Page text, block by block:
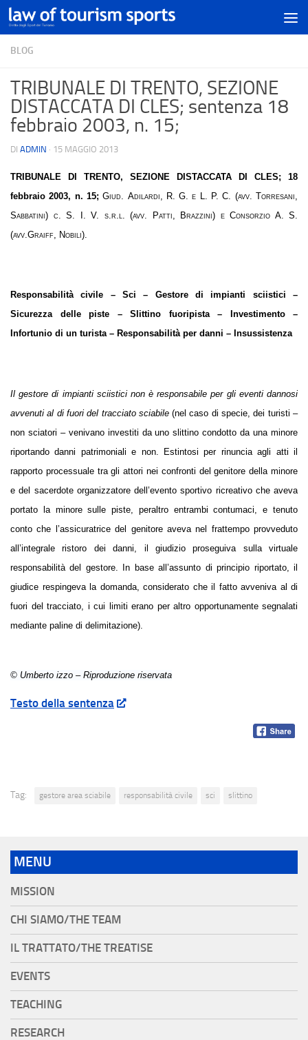
BLOG
TRIBUNALE DI TRENTO, SEZIONE
DISTACCATA DI CLES; sentenza 18
febbraio 2003, n. 15;
DI ADMIN · 15 MAGGIO 2013
TRIBUNALE DI TRENTO, SEZIONE DISTACCATA DI CLES; 18
febbraio 2003, n. 15; Giud. Adilardi, R. G. e L. P. C. (avv. Torresani,
Sabbatini) c. S. I. V. s.r.l. (avv. Patti, Brazzini) e Consorzio A. S.
(avv.Graiff, Nobili).
Responsabilità civile – Sci – Gestore di impianti sciistici –
Sicurezza delle piste – Slittino fuoripista – Investimento –
Infortunio di un turista – Responsabilità per danni – Insussistenza
Il gestore di impianti sciistici non è responsabile per gli eventi dannosi
avvenuti al di fuori del tracciato sciabile(nel caso di specie, dei turisti –
non sciatori – venivano investiti da uno slittino condotto da una minore
riportando danni patrimoniali e non. Estintosi per rinuncia agli atti il
rapporto processuale tra gli attori nei confronti del genitore della minore
e del sacerdote organizzatore dell’evento sportivo ricreativo che aveva
portato la minore sulle piste, peraltro entrambi contumaci, e tenuto
conto che l’assicuratrice del genitore aveva nel frattempo provveduto
all’integrale ristoro dei danni, il giudizio proseguiva sulla virtuale
responsabilità del gestore. In base all’assunto di principio riportato, il
giudice respingeva la domanda, considerato che il fatto avveniva al di
fuori del tracciato, i cui limiti erano per altro opportunamente segnalati
mediante paline di delimitazione).
© Umberto izzo – Riproduzione riservata
Testo della sentenza
Tag: gestore area sciabile responsabilità civile sci slittino
MENU
MISSION
CHI SIAMO/THE TEAM
IL TRATTATO/THE TREATISE
EVENTS
TEACHING
RESEARCH